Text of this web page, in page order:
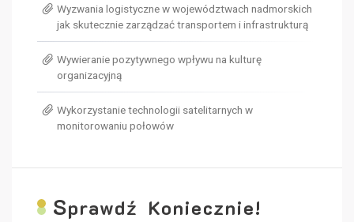
Wyzwania logistyczne w województwach nadmorskich
jak skutecznie zarządzać transportem i infrastrukturą
Wywieranie pozytywnego wpływu na kulturę
organizacyjną
Wykorzystanie technologii satelitarnych w
monitorowaniu połowów
Sprawdź Koniecznie!